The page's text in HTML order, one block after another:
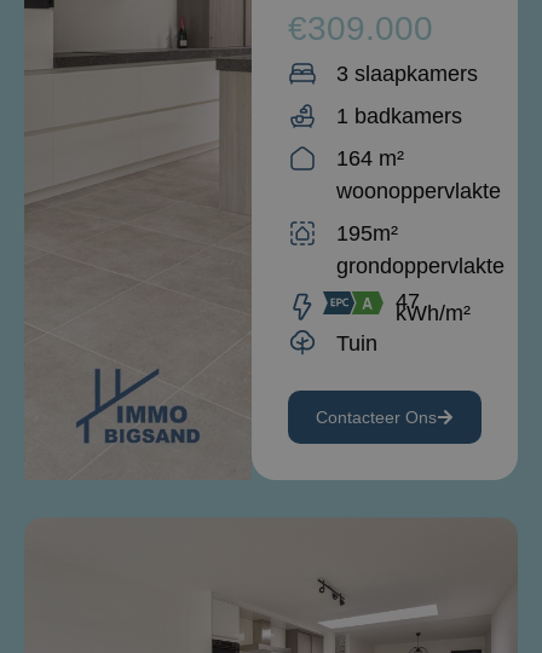
€309.000
3 slaapkamers
1 badkamers
164 m²
woonoppervlakte
195m²
grondoppervlakte
47
kWh/m²
Tuin
Contacteer Ons